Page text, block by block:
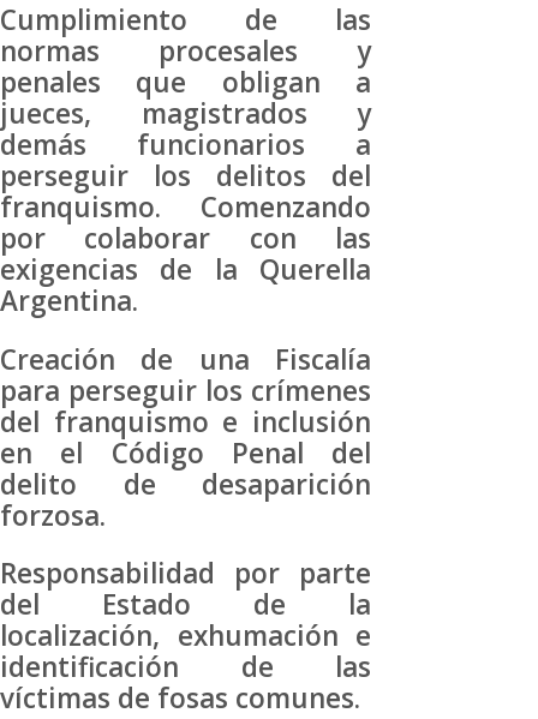
Cumplimiento de las
normas procesales y
penales que obligan a
jueces, magistrados y
demás funcionarios a
perseguir los delitos del
franquismo. Comenzando
por colaborar con las
exigencias de la Querella
Argentina.
Creación de una Fiscalía
para perseguir los crímenes
del franquismo e inclusión
en el Código Penal del
delito de desaparición
forzosa.
Responsabilidad por parte
del Estado de la
localización, exhumación e
identificación de las
víctimas de fosas comunes.